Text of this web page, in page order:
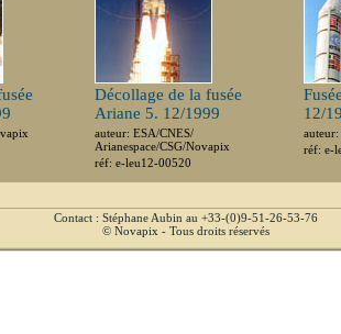
Décollage de la fusée
Ariane 5. 12/1999
auteur: ESA/CNES/
Arianespace/CSG/Novapix
réf: e-leu12-00520
12/
réf: e-
Contact : Stéphane Aubin au +33-(0)9-51-26-53-76
© Novapix - Tous droits réservés